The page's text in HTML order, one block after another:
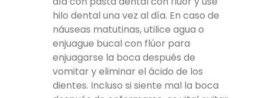
hilo dental una vez al día. En caso de
náuseas matutinas, utilice agua o
enjuague bucal con flúor para
enjuagarse la boca después de
vomitar y eliminar el ácido de los
dientes. Incluso si siente mal la boca